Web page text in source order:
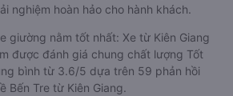
nghiệm hoàn hảo cho hành khách.
giường nằm tốt nhất: Xe từ Kiên Giang
được đánh giá chung chất lượng Tốt
bình từ 3.6/5 dựa trên 59 phản hồi
Bến Tre từ Kiên Giang.